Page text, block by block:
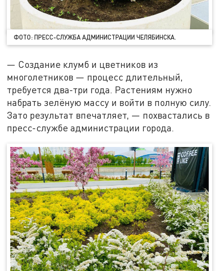
ФОТО: ПРЕСС-СЛУЖБА АДМИНИСТРАЦИИ ЧЕЛЯБИНСКА.
— Создание клумб и цветников из
многолетников — процесс длительный,
требуется два-три года. Растениям нужно
набрать зелёную массу и войти в полную силу.
Зато результат впечатляет, — похвастались в
пресс-службе администрации города.